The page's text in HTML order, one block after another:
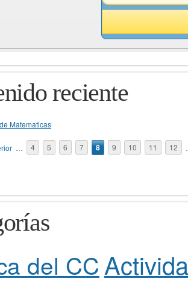
reciente
Matematicas
… 4 5 6 7 8 9 10 11 12
del CC